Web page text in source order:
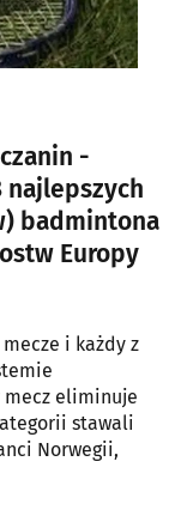
-
najlepszych
badmintona
Europy
i każdy z
mecz eliminuje
stawali
Norwegii,